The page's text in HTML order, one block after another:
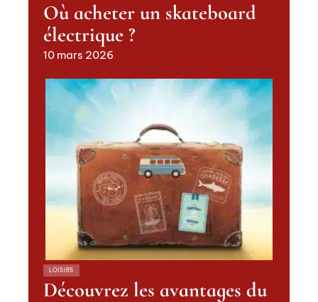
Où acheter un skateboard
électrique ?
10 mars 2026
LOISIRS
Découvrez les avantages du